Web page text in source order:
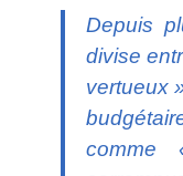
Depuis
divise
vertueux